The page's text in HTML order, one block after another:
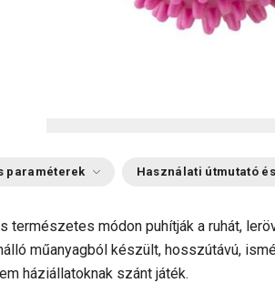
paraméterek Használati útmutató
természetes módon puhítják a ruhát,
műanyagból készült, hosszútávú,
háziállatoknak szánt játék.